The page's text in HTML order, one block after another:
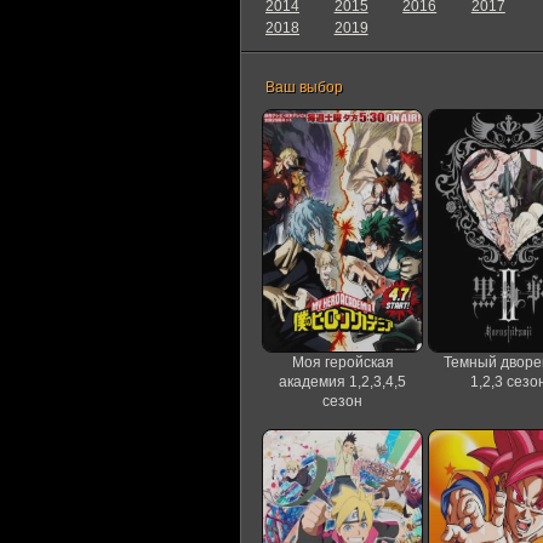
2014 2015 2016
2017
2018
2019
Ваш выбор
Моя геройская
академия 1,2,3,4,5
сезон
Темный
1,2,3